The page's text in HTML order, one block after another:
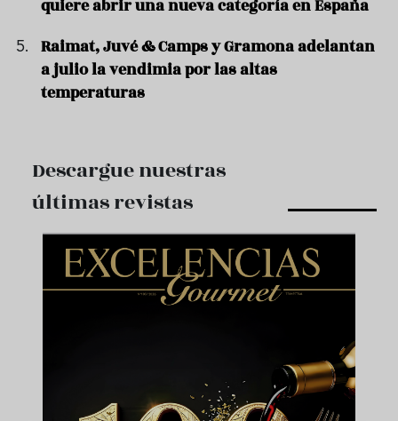
quiere abrir una nueva categoría en España
Raimat, Juvé & Camps y Gramona adelantan
a julio la vendimia por las altas
temperaturas
Descargue nuestras
últimas revistas